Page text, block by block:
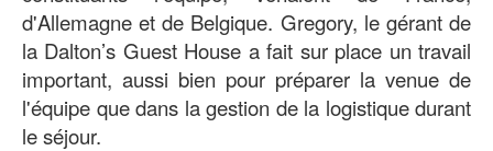
d'Allemagne et de Belgique. Gregory, le gérant de
la Dalton’s Guest House a fait sur place un travail
important, aussi bien pour préparer la venue de
l'équipe que dans la gestion de la logistique durant
le séjour.